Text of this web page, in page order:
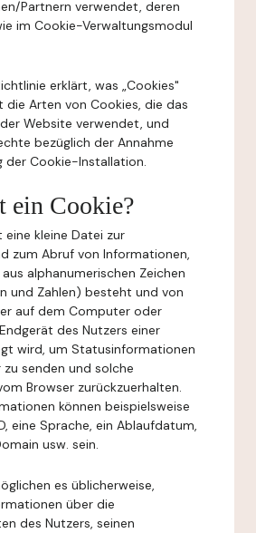
Partnern verwendet, deren
im Cookie-Verwaltungsmodul
erklärt, was „Cookies"
die Arten von Cookies, die das
Website verwendet, und
bezüglich der Annahme
der Cookie-Installation.
ein Cookie?
eine kleine Datei zur
zum Abruf von Informationen,
alphanumerischen Zeichen
und Zahlen) besteht und von
auf dem Computer oder
des Nutzers einer
wird, um Statusinformationen
zu senden und solche
Browser zurückzuerhalten.
können beispielsweise
eine Sprache, ein Ablaufdatum,
usw. sein.
es üblicherweise,
über die
des Nutzers, seinen